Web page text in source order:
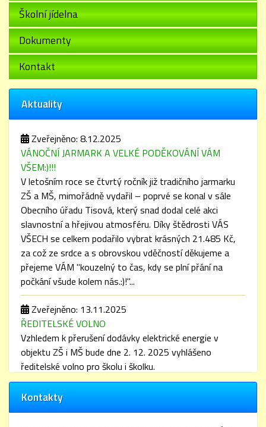
Školní jídelna
Dokumenty
Kontakt
Aktuality
Zveřejněno: 8.12.2025
VÁNOČNÍ JARMARK A VELKÉ PODĚKOVÁNÍ VÁM
VŠEM:)!!!
V letošním roce se čtvrtý ročník již tradičního jarmarku
ZŠ a MŠ, mimořádně vydařil – poprvé se konal v sále
Obecního úřadu Tisová, který snad dodal celé akci
slavnostní a hřejivou atmosféru. Díky štědrosti VÁS
VŠECH se celkem podařilo vybrat krásných 21.485 Kč,
za což ze srdce a s obrovskou vděčností děkujeme a
přejeme VÁM "kouzelný to čas, kdy se plní přání na
počkání všude kolem nás.:)!"...
Zveřejněno: 13.11.2025
ŘEDITELSKÉ VOLNO
Vzhledem k přerušení dodávky elektrické energie v
objektu ZŠ i MŠ bude dne 2. 12. 2025 vyhlášeno
ředitelské volno pro školu i školku.
Mockrát všem děkujeme za pochopení.
Zita Řezáčová
Kontakty